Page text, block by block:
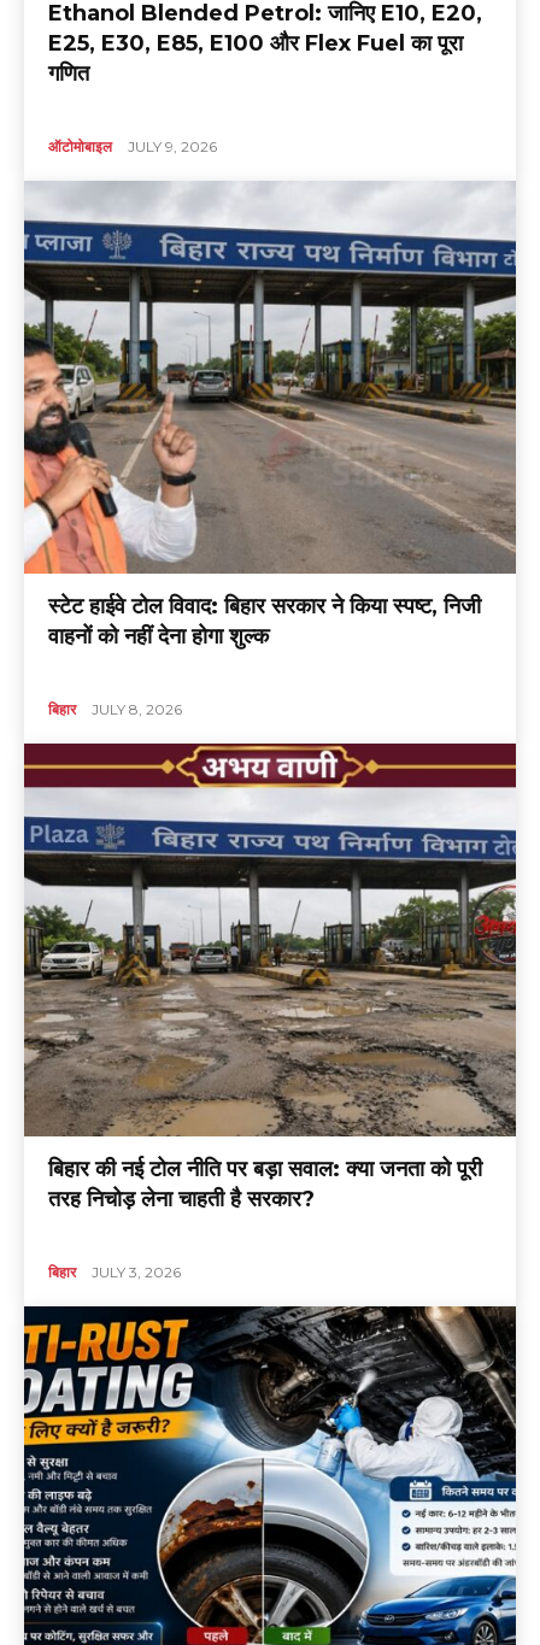
Ethanol Blended Petrol: जानिए E10, E20,
E25, E30, E85, E100 और Flex Fuel का पूरा
गणित
ऑटोमोबाइल JULY 9, 2026
स्टेट हाईवे टोल विवाद: बिहार सरकार ने किया स्पष्ट, निजी
वाहनों को नहीं देना होगा शुल्क
बिहार JULY 8, 2026
बिहार की नई टोल नीति पर बड़ा सवाल: क्या जनता को पूरी
तरह निचोड़ लेना चाहती है सरकार?
बिहार JULY 3, 2026